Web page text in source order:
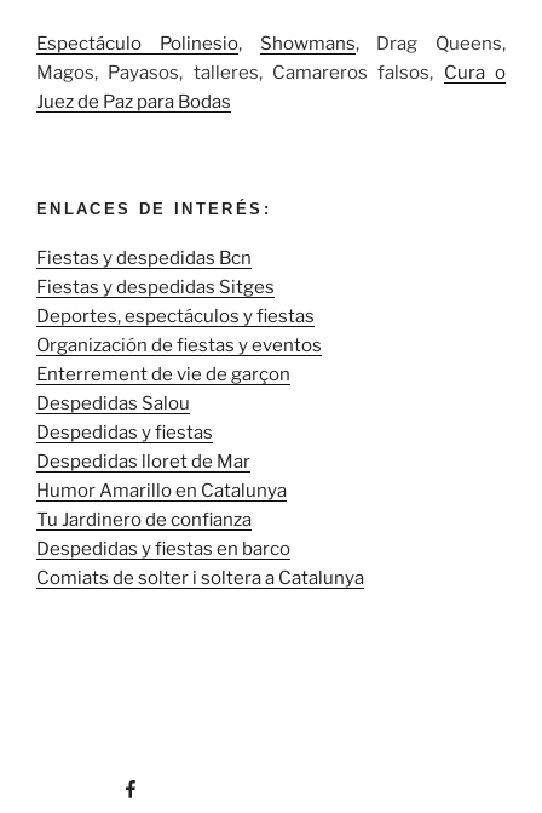
Espectáculo Polinesio, Showmans, Drag Queens,
Magos, Payasos, talleres, Camareros falsos, Cura o
Juez de Paz para Bodas
ENLACES DE INTERÉS:
Fiestas y despedidas Bcn
Fiestas y despedidas Sitges
Deportes, espectáculos y fiestas
Organización de fiestas y eventos
Enterrement de vie de garçon
Despedidas Salou
Despedidas y fiestas
Despedidas lloret de Mar
Humor Amarillo en Catalunya
Tu Jardinero de confianza
Despedidas y fiestas en barco
Comiats de solter i soltera a Catalunya